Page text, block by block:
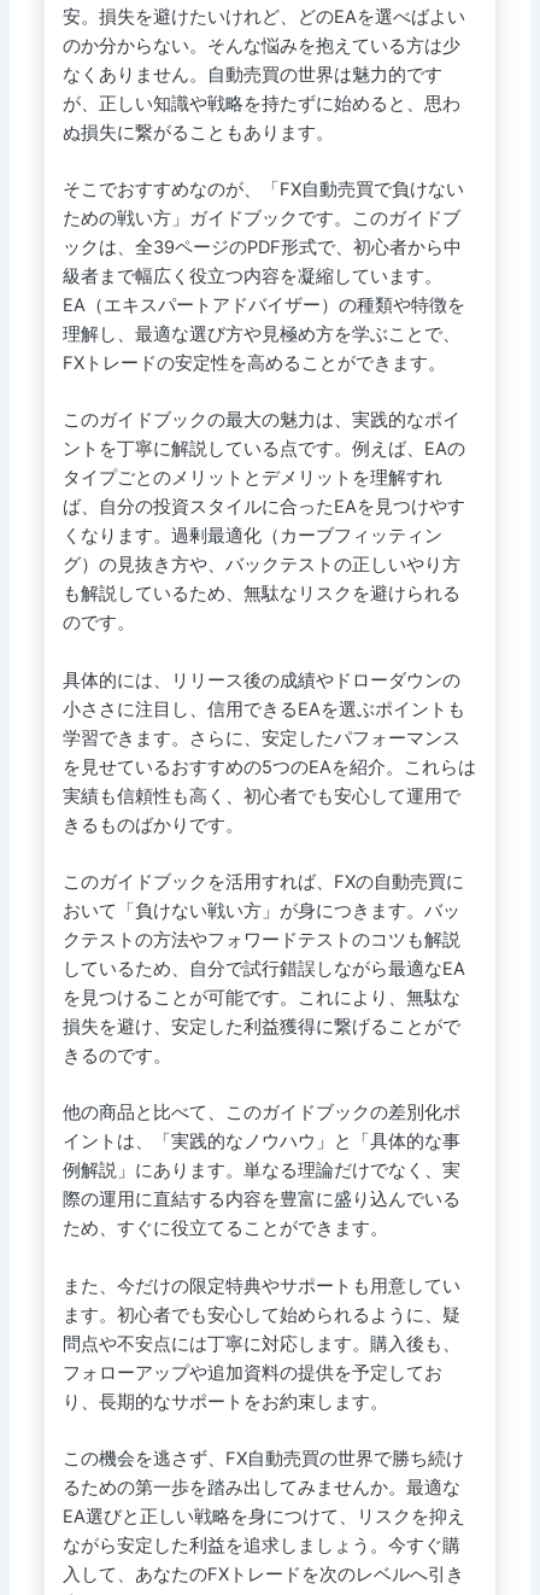
安。損失を避けたいけれど、どのEAを選べばよい
のか分からない。そんな悩みを抱えている方は少
なくありません。自動売買の世界は魅力的です
が、正しい知識や戦略を持たずに始めると、思わ
ぬ損失に繋がることもあります。
そこでおすすめなのが、「FX自動売買で負けない
ための戦い方」ガイドブックです。このガイドブ
ックは、全39ページのPDF形式で、初心者から中
級者まで幅広く役立つ内容を凝縮しています。
EA（エキスパートアドバイザー）の種類や特徴を
理解し、最適な選び方や見極め方を学ぶことで、
FXトレードの安定性を高めることができます。
このガイドブックの最大の魅力は、実践的なポイ
ントを丁寧に解説している点です。例えば、EAの
タイプごとのメリットとデメリットを理解すれ
ば、自分の投資スタイルに合ったEAを見つけやす
くなります。過剰最適化（カーブフィッティン
グ）の見抜き方や、バックテストの正しいやり方
も解説しているため、無駄なリスクを避けられる
のです。
具体的には、リリース後の成績やドローダウンの
小ささに注目し、信用できるEAを選ぶポイントも
学習できます。さらに、安定したパフォーマンス
を見せているおすすめの5つのEAを紹介。これらは
実績も信頼性も高く、初心者でも安心して運用で
きるものばかりです。
このガイドブックを活用すれば、FXの自動売買に
おいて「負けない戦い方」が身につきます。バッ
クテストの方法やフォワードテストのコツも解説
しているため、自分で試行錯誤しながら最適なEA
を見つけることが可能です。これにより、無駄な
損失を避け、安定した利益獲得に繋げることがで
きるのです。
他の商品と比べて、このガイドブックの差別化ポ
イントは、「実践的なノウハウ」と「具体的な事
例解説」にあります。単なる理論だけでなく、実
際の運用に直結する内容を豊富に盛り込んでいる
ため、すぐに役立てることができます。
また、今だけの限定特典やサポートも用意してい
ます。初心者でも安心して始められるように、疑
問点や不安点には丁寧に対応します。購入後も、
フォローアップや追加資料の提供を予定してお
り、長期的なサポートをお約束します。
この機会を逃さず、FX自動売買の世界で勝ち続け
るための第一歩を踏み出してみませんか。最適な
EA選びと正しい戦略を身につけて、リスクを抑え
ながら安定した利益を追求しましょう。今すぐ購
入して、あなたのFXトレードを次のレベルへ引き